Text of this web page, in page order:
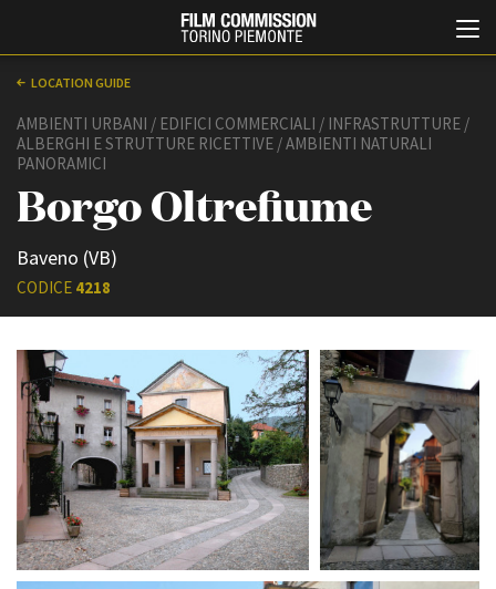
ABOUT
Chi siamo
Storia della Fondazione
Contatti
La sede
Partner
Rete regionale
Bilancio sociale
Amministrazione
EVENTI, SPECIALI
Anteprime in Piemonte
TFI Torino Film Industry -
Production Days
Avenue Cove - Erasmus +
Guarda che storia!
La Grazia - Immagini e
location della Torino di Paolo
Sorrentino
Open Day
LOCATION GUIDE
AMBIENTI URBANI / EDIFICI COMMERCIALI / INFRASTRUTTURE /
ALBERGHI E STRUTTURE RICETTIVE / AMBIENTI NATURALI
PANORAMICI
Borgo Oltrefiume
Baveno (VB)
CODICE 4218